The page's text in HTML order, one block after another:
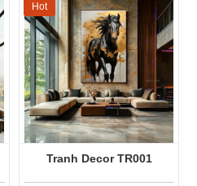
Tranh Decor TR001
Hot